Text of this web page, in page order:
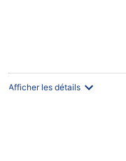
Afficher les détails